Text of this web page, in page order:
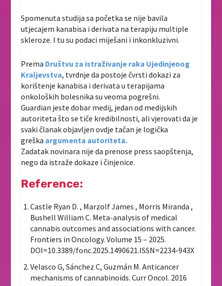
Spomenuta studija sa početka se nije bavila
utjecajem kanabisa i derivata na terapiju multiple
skleroze. I tu su podaci miješani i inkonkluzivni.
Prema Društvu za istraživanje raka Ujedinjenog
Kraljevstva, tvrdnje da postoje čvrsti dokazi za
korištenje kanabisa i derivata u terapijama
onkoloških bolesnika su veoma pogrešni.
Guardian jeste dobar medij, jedan od medijskih
autoriteta što se tiče kredibilnosti, ali vjerovati da je
svaki članak objavljen ovdje tačan je logička
greška argumenta autoriteta.
Zadatak novinara nije da prenose press saopštenja,
nego da istraže dokaze i činjenice.
Reference:
Castle Ryan D. , Marzolf James , Morris Miranda ,
Bushell William C. Meta-analysis of medical
cannabis outcomes and associations with cancer.
Frontiers in Oncology. Volume 15 – 2025.
DOI=10.3389/fonc.2025.1490621.ISSN=2234-943X
Velasco G, Sánchez C, Guzmán M. Anticancer
mechanisms of cannabinoids. Curr Oncol. 2016